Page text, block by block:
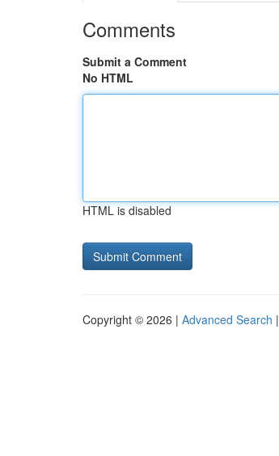
Comments
Submit a Comment
No HTML
HTML is disabled
Copyright © 2026 | Advanced Search |